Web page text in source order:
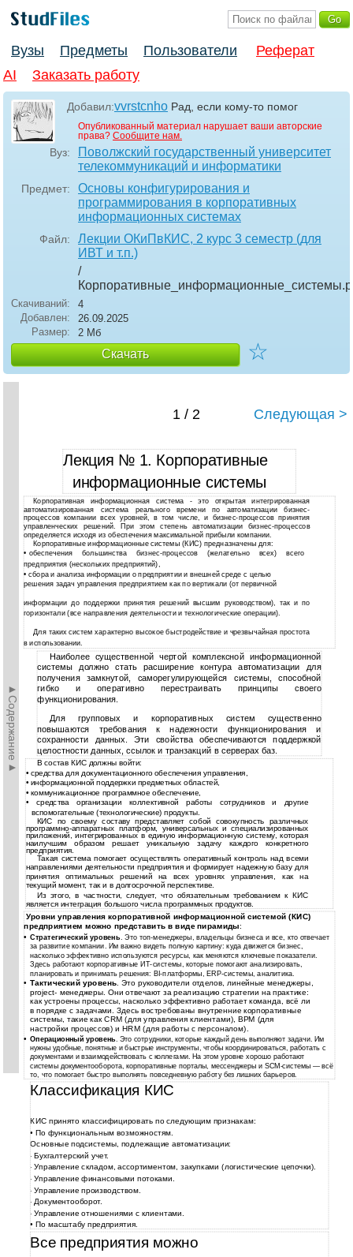
Вузы Предметы Пользователи
Реферат
AI
Заказать работу
Добавил:vvrstcnho Рад, если кому-то помог
Опубликованный материал нарушает ваши авторские
права? Сообщите нам.
Вуз:
Поволжский государственный университет
телекоммуникаций и информатики
Предмет:
Основы конфигурирования и
программирования в корпоративных
информационных системах
Файл:
Лекции ОКиПвКИС, 2 курс 3 семестр (для
ИВТ и т.п.)
/
Корпоративные_информационные_системы
Скачиваний:
4
Добавлен:
26.09.2025
Размер:
2 Мб
Скачать ☆
►Содержание►
1 / 2 Следующая >
Лекция № 1. Корпоративные
информационные системы
Корпоративная информационная система - это открытая интегрированная
автоматизированная система реального времени по автоматизации бизнес-
процессов компании всех уровней, в том числе, и бизнес-процессов принятия
управленческих решений. При этом степень автоматизации бизнес-процессов
определяется исходя из обеспечения максимальной прибыли компании.
Корпоративные информационные системы (КИС) предназначены для:
• обеспечения большинства бизнес-процессов (желательно всех) всего
предприятия (нескольких предприятий),
• сбора и анализа информации о предприятии и внешней среде с целью
решения задач управления предприятием как по вертикали (от первичной
информации до поддержки принятия решений высшим руководством), так и по
горизонтали (все направления деятельности и технологические операции).
Для таких систем характерно высокое быстродействие и чрезвычайная простота
в использовании.
Наиболее существенной чертой комплексной информационной
системы должно стать расширение контура автоматизации для
получения замкнутой, саморегулирующейся системы, способной
гибко и оперативно перестраивать принципы своего
функционирования.
Для групповых и корпоративных систем существенно
повышаются требования к надежности функционирования и
сохранности данных. Эти свойства обеспечиваются поддержкой
целостности данных, ссылок и транзакций в серверах баз.
В состав КИС должны войти:
• средства для документационного обеспечения управления,
• информационной поддержки предметных областей,
• коммуникационное программное обеспечение,
• средства организации коллективной работы сотрудников и другие
вспомогательные (технологические) продукты.
КИС по своему составу представляет собой совокупность различных
программно-аппаратных платформ, универсальных и специализированных
приложений, интегрированных в единую информационную систему, которая
наилучшим образом решает уникальную задачу каждого конкретного
предприятия.
Такая система помогает осуществлять оперативный контроль над всеми
направлениями деятельности предприятия и формирует надежную базу для
принятия оптимальных решений на всех уровнях управления, как на
текущий момент, так и в долгосрочной перспективе.
Из этого, в частности, следует, что обязательным требованием к КИС
является интеграция большого числа программных продуктов.
Уровни управления корпоративной информационной системой (КИС)
предприятием можно представить в виде пирамиды:
• Стратегический уровень . Это топ-менеджеры, владельцы бизнеса и все, кто отвечает
за развитие компании. Им важно видеть полную картину: куда движется бизнес,
насколько эффективно используются ресурсы, как меняются ключевые показатели.
Здесь работают корпоративные ИТ-системы, которые помогают анализировать,
планировать и принимать решения: BI-платформы, ERP-системы, аналитика.
• Тактический уровень. Это руководители отделов, линейные менеджеры,
project- менеджеры. Они отвечают за реализацию стратегии на практике:
как устроены процессы, насколько эффективно работает команда, всё ли
в порядке с задачами. Здесь востребованы внутренние корпоративные
системы, такие как CRM (для управления клиентами), BPM (для
настройки процессов) и HRM (для работы с персоналом).
• Операционный уровень. Это сотрудники, которые каждый день выполняют задачи. Им
нужны удобные, понятные и быстрые инструменты, чтобы координироваться, работать с
документами и взаимодействовать с коллегами. На этом уровне хорошо работают
системы документооборота, корпоративные порталы, мессенджеры и SCM-системы — всё
то, что помогает быстро выполнять повседневную работу без лишних барьеров.
Классификация КИС
КИС принято классифицировать по следующим признакам:
• По функциональным возможностям.
Основные подсистемы, подлежащие автоматизации:
· Бухгалтерский учет.
· Управление складом, ассортиментом, закупками (логистические цепочки).
· Управление финансовыми потоками.
· Управление производством.
· Документооборот.
· Управление отношениями с клиентами.
• По масштабу предприятия.
Все предприятия можно